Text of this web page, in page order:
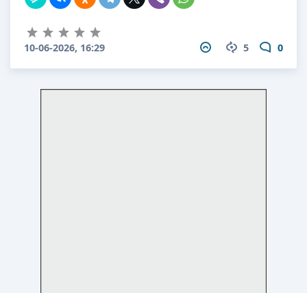
5 0
10-06-2026, 16:29